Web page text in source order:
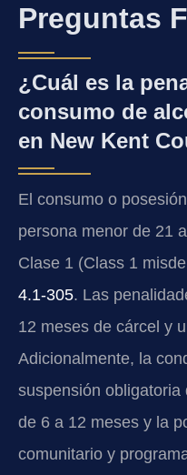
Preguntas
¿Cuál es la
consumo de
en New Kent
El consumo o
persona menor de 21
Clase 1 (Class 1
4.1-305. Las
12 meses de cárcel y
Adicionalmente, la
suspensión
de 6 a 12 meses y la
comunitario y